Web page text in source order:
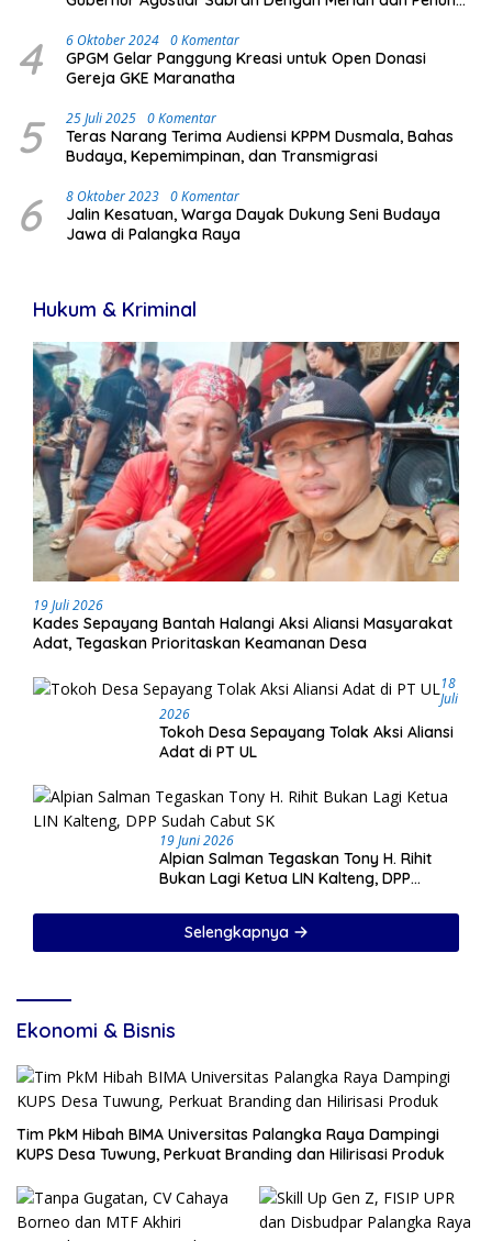
4 6 Oktober 2024 0 Komentar
GPGM Gelar Panggung Kreasi untuk Open Donasi
Gereja GKE Maranatha
5 25 Juli 2025 0 Komentar
Teras Narang Terima Audiensi KPPM Dusmala, Bahas
Budaya, Kepemimpinan, dan Transmigrasi
6 8 Oktober 2023 0 Komentar
Jalin Kesatuan, Warga Dayak Dukung Seni Budaya
Jawa di Palangka Raya
Hukum & Kriminal
19 Juli 2026
Kades Sepayang Bantah Halangi Aksi Aliansi Masyarakat
Adat, Tegaskan Prioritaskan Keamanan Desa
18
Juli
2026
Tokoh Desa Sepayang Tolak Aksi Aliansi
Adat di PT UL
19 Juni 2026
Alpian Salman Tegaskan Tony H. Rihit
Bukan Lagi Ketua LIN Kalteng, DPP
Selengkapnya
Ekonomi & Bisnis
Tim PkM Hibah BIMA Universitas Palangka Raya Dampingi
KUPS Desa Tuwung, Perkuat Branding dan Hilirisasi Produk